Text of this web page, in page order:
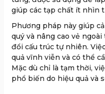
giúp các tạp chất ít nhìn
Phương pháp này giúp
quý và nâng cao vẻ
đổi cấu trúc tự nhiên.
quả vĩnh viễn và có thể
Mặc dù chỉ là tạm thời,
phổ biến do hiệu quả và